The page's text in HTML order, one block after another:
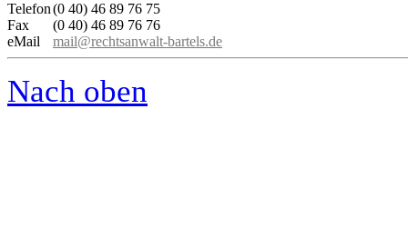
Telefon(0 40) 46 89 76 75
Fax
(0 40) 46 89 76 76
eMail
mail@rechtsanwalt-bartels.de
Nach oben